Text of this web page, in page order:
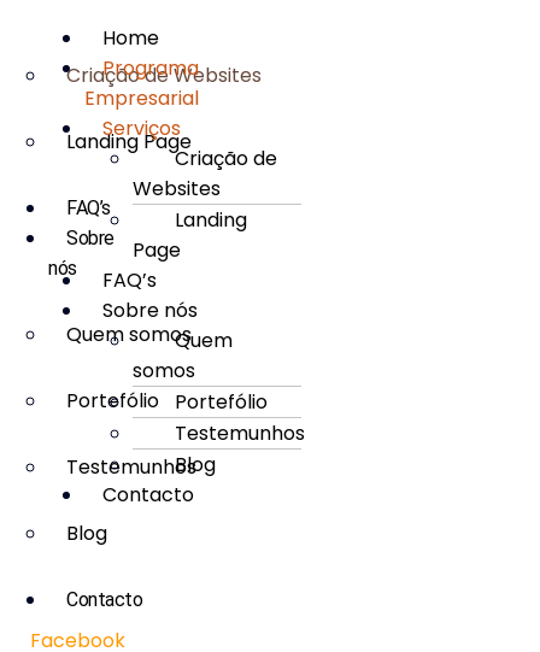
Criação de Websites
Landing Page
FAQ’s
Sobre
nós
Quem somos
Portefólio
Testemunhos
Blog
Contacto
Home
Programa
Empresarial
Serviços
Criação de
Websites
Landing
Page
FAQ’s
Sobre nós
Quem
somos
Portefólio
Testemunhos
Blog
Contacto
Facebook